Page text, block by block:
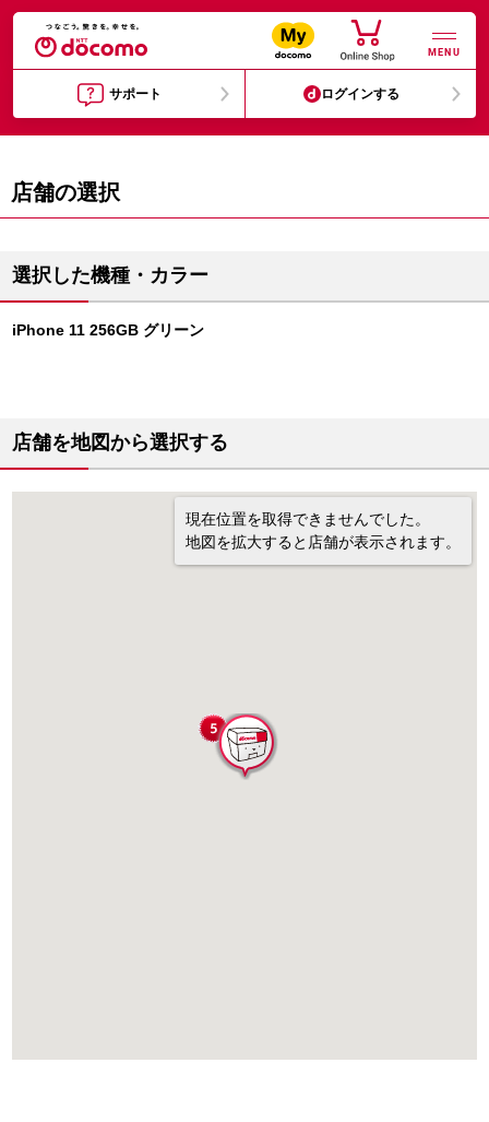
MENU
サポート ログインする
店舗の選択
選択した機種・カラー
iPhone 11 256GB グリーン
店舗を地図から選択する
現在位置を取得できませんでした。
地図を拡大すると店舗が表示されます。